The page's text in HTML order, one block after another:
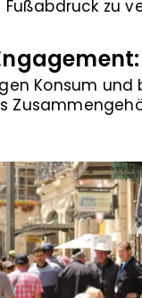
zu
Konsum und